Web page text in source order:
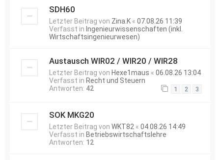
SDH60
Letzter Beitrag von Zina.K « 07.08.26 11:39
Verfasst in Ingenieurwissenschaften (inkl.
Wirtschaftsingenieurwesen)
Austausch WIR02 / WIR20 / WIR28
Letzter Beitrag von Hexe1maus « 06.08.26 13:04
Verfasst in Recht und Steuern
Antworten: 42 1 2 3
SOK MKG20
Letzter Beitrag von WKT82 « 04.08.26 14:49
Verfasst in Betriebswirtschaftslehre
Antworten: 12